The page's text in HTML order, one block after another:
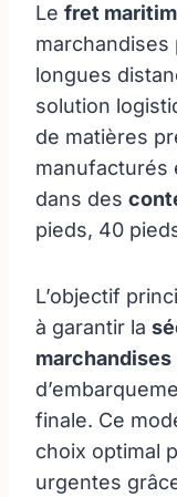
Le fret
marchandises
longues
solution
de matières
manufacturés
dans des
pieds, 40
L’objectif
à garantir la
marchandises
finale. Ce
choix optimal
urgentes